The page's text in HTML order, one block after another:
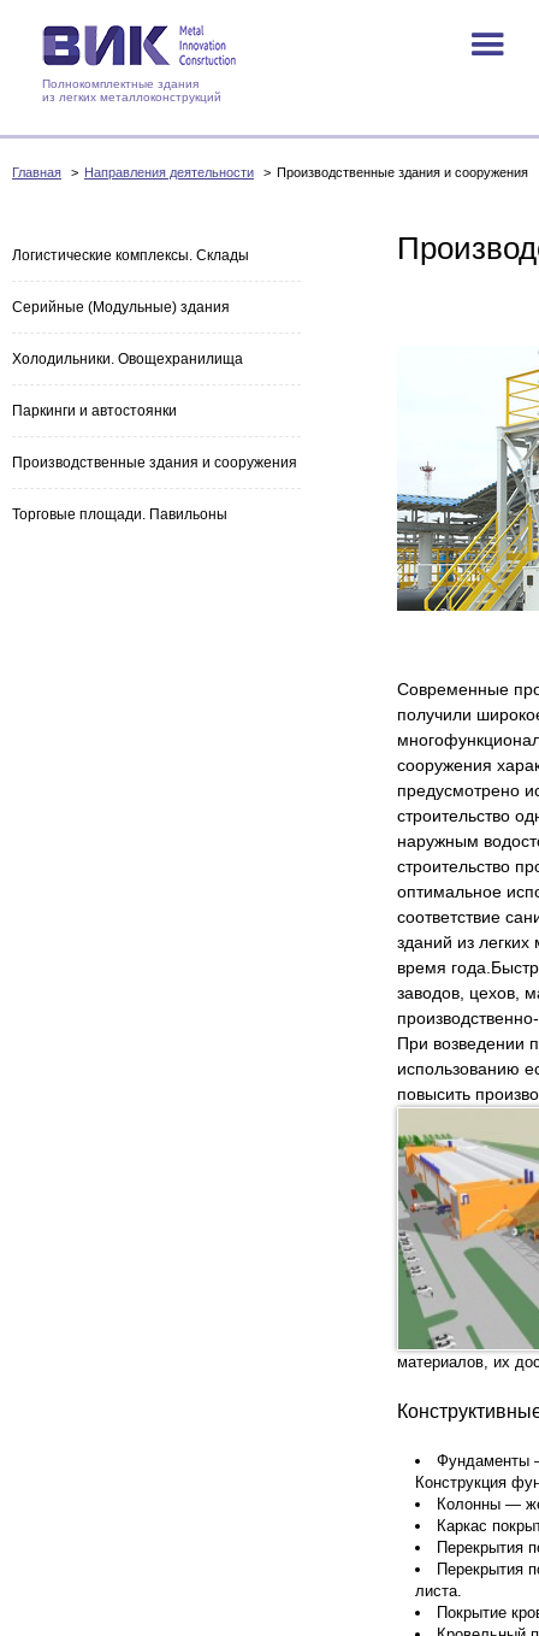
Полнокомплектные здания
из легких металлоконструкций
Направления
Главная Направления деятельности Производственные здания и сооружения
Логистические комплексы. Склады
Серийные (Модульные) здания
Холодильники. Овощехранилища
Паркинги и автостоянки
Производственные здания и сооружения
Торговые площади. Павильоны
Современные
получили
сооружения
предусмотрено
строительство
наружным
строительство
оптимальное
соответствие
зданий из
время
заводов, цехов,
При возведении
использованию
повысить
материалов, их
Фундаменты
Конструкция
Колонны —
Каркас
Перекрытия
Перекрытия
листа.
Покрытие